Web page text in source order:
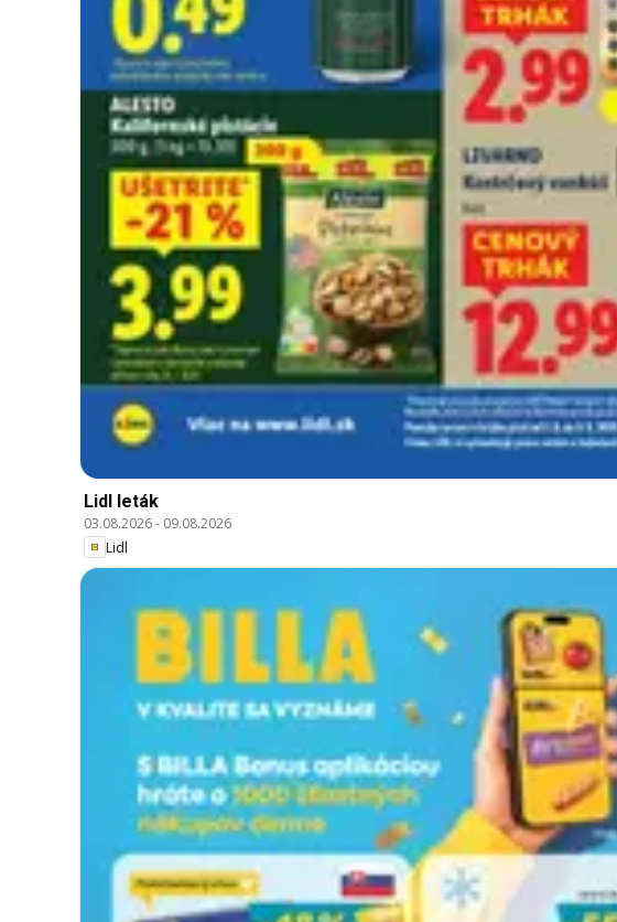
Lidl leták
03.08.2026- 09.08.2026
Lidl